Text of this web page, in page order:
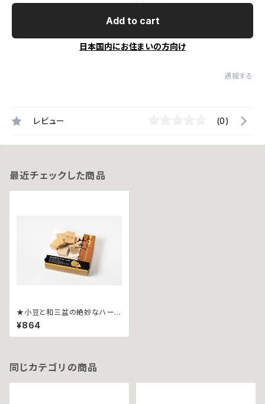
Add to cart
日本国内にお住まいの方向け
通報する
レビュー (0)
最近チェックした商品
★小豆と和三盆の絶妙なハーモ
ニー★和三盆生ようかん~９粒
入~
¥864
同じカテゴリの商品